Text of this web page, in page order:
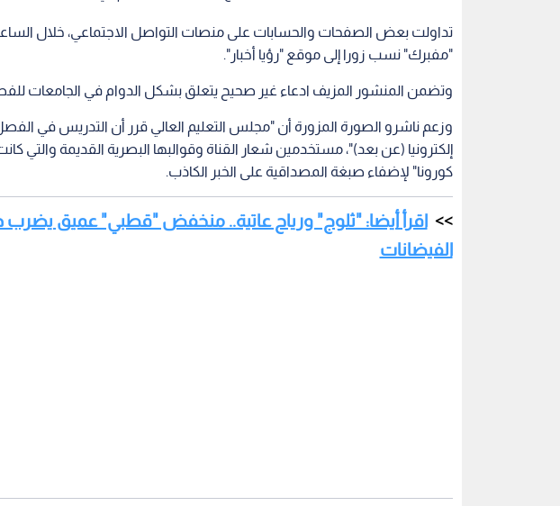
تداولت بعض الصفحات والحسابات على منصات التواصل الاجتماعي، خلال
"مفبرك" نسب زورا إلى موقع "رؤيا أخبار".
وتضمن المنشور المزيف ادعاء غير صحيح يتعلق بشكل الدوام في الجامعات
وزعم ناشرو الصورة المزورة أن "مجلس التعليم العالي قرر أن التدريس في
إلكترونيا (عن بعد)"، مستخدمين شعار القناة وقوالبها البصرية القديمة والتي
كورونا" لإضفاء صبغة المصداقية على الخبر الكاذب.
اقرأ أيضا: "ثلوج" ورياح عاتية.. منخفض "قطبي" عميق
الفيضانات